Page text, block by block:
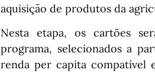
aquisição de produtos da
Nesta etapa, os cartões
programa, selecionados a
renda per capita compatível